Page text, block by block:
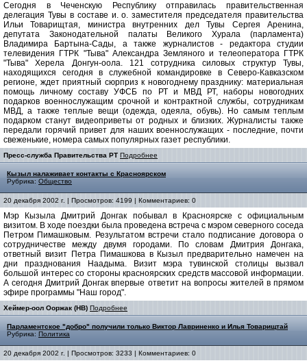
Сегодня в Чеченскую Республику отправилась правительственная
делегация Тувы в составе и. о. заместителя председателя правительства
Ильи Товарищтая, министра внутренних дел Тувы Сергея Аренина,
депутата Законодательной палаты Великого Хурала (парламента)
Владимира Бартына-Сады, а также журналистов - редактора студии
телевидения ГТРК "Тыва" Александра Земляного и телеоператора ГТРК
"Тыва" Херела Донгун-оола. 121 сотрудника силовых структур Тувы,
находящихся сегодня в служебной командировке в Северо-Кавказском
регионе, ждет приятный сюрприз к новогоднему празднику: материальная
помощь личному составу УФСБ по РТ и МВД РТ, наборы новогодних
подарков военнослужащим срочной и контрактной службы, сотрудникам
МВД, а также теплые вещи (одежда, одеяла, обувь). Но самым теплым
подарком станут видеоприветы от родных и близких. Журналисты также
передали горячий привет для наших военнослужащих - последние, почти
свеженькие, номера самых популярных газет республики.
Пресс-служба Правительства РТ Подробнее
Кызыл налаживает контакты с Красноярском
Рубрика: Общество
20 декабря 2002 г. | Просмотров: 4199 | Комментариев: 0
Мэр Кызыла Дмитрий Донгак побывал в Красноярске с официальным
визитом. В ходе поездки была проведена встреча с мэром северного соседа
Петром Пимашковым. Результатом встречи стало подписание договора о
сотрудничестве между двумя городами. По словам Дмитрия Донгака,
ответный визит Петра Пимашкова в Кызыл предварительно намечен на
дни празднования Наадыма. Визит мэра тувинской столицы вызвал
большой интерес со стороны красноярских средств массовой информации.
А сегодня Дмитрий Донгак впервые ответит на вопросы жителей в прямом
эфире программы "Наш город".
Хеймер-оол Ооржак (НВ) Подробнее
Парламентское "добро" получили только Виктор Лавриненко и Илья Товарищтай
Рубрика: Политика
20 декабря 2002 г. | Просмотров: 3233 | Комментариев: 0